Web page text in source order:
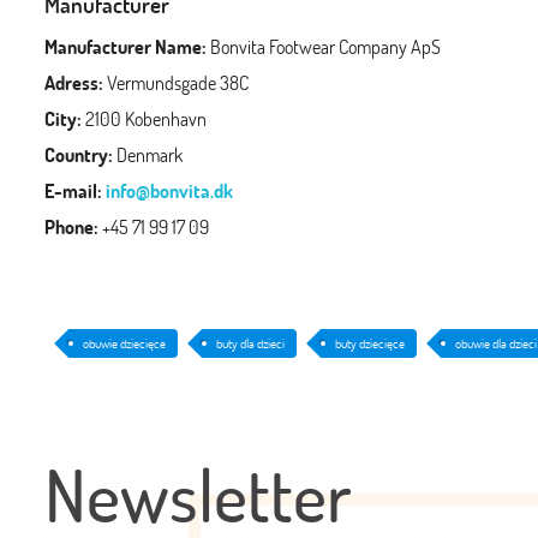
Manufacturer Name: Bonvita Footwear Company ApS
Adress:Vermundsgade 38C
City:2100 Kobenhavn
Country: Denmark
E-mail:info@bonvita.dk
Phone:+45 71 99 17 09
obuwie dziecięce buty dla dzieci buty dziecięce obuwie dla dzieci
Newsletter